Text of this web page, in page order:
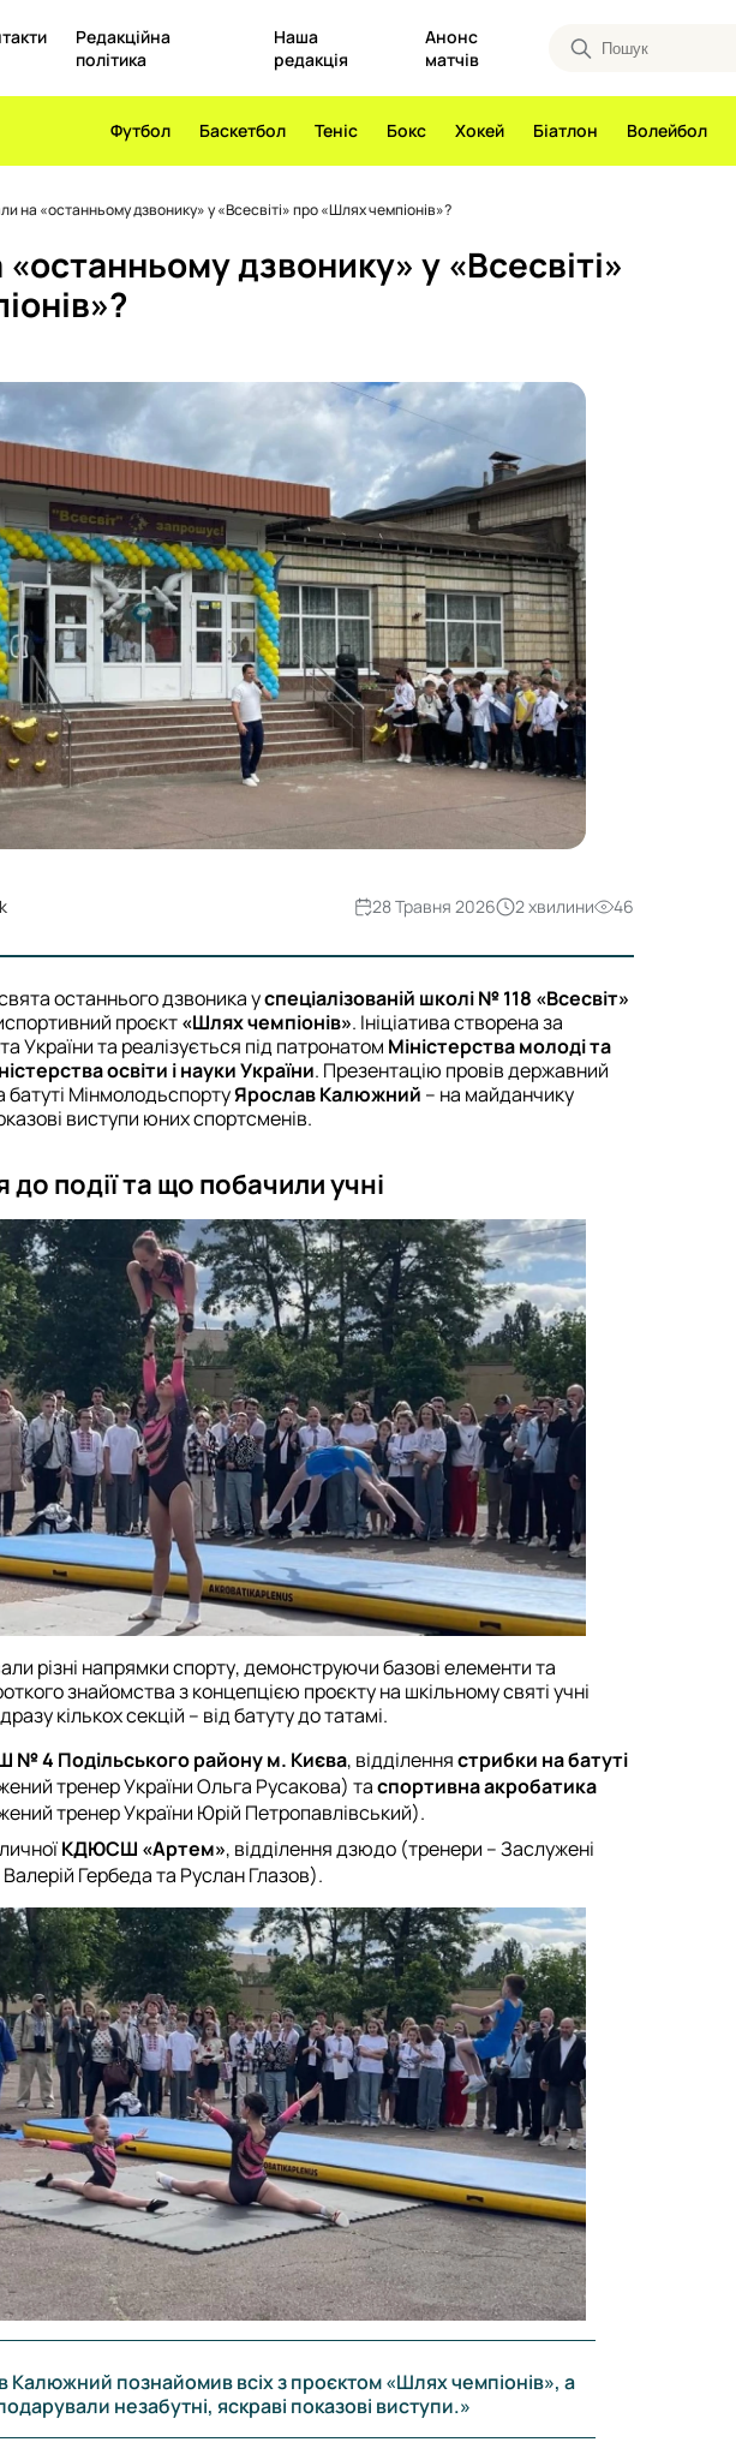
Редакційна
політика
Наша
редакція
Анонс
матчів
Футбол Баскетбол Теніс Бокс Хокей Біатлон Волейбол
на «останньому дзвонику» у «Всесвіті» про «Шлях чемпіонів»?
дзвонику» у «Всесвіті»
2 хвилини 46
28 Травня 2026
останнього дзвоника успеціалізованій школі № 118 «Всесвіт»
проєкт«Шлях чемпіонів». Ініціатива створена за
України та реалізується під патронатом Міністерства молоді та
освіти і науки України. Презентацію провів державний
батуті МінмолодьспортуЯрослав Калюжний – на майданчику
виступи юних спортсменів.
події та що побачили учні
різні напрямки спорту, демонструючи базові елементи та
знайомства з концепцією проєкту на шкільному святі учні
кількох секцій – від батуту до татамі.
4 Подільського району м. Києва, відділеннястрибки на батуті
тренер України Ольга Русакова) таспортивна акробатика
тренер України Юрій Петропавлівський).
КДЮСШ «Артем», відділення дзюдо (тренери – Заслужені
Гербеда та Руслан Глазов).
Калюжний познайомив всіх з проєктом «Шлях чемпіонів», а
незабутні, яскраві показові виступи.»